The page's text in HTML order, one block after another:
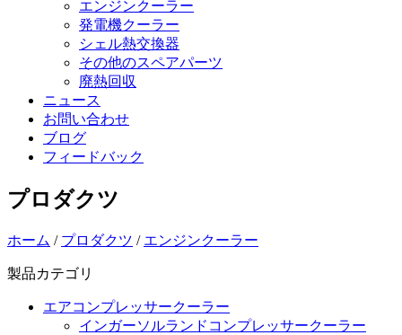
エンジンクーラー
発電機クーラー
シェル熱交換器
その他のスペアパーツ
廃熱回収
ニュース
お問い合わせ
ブログ
フィードバック
プロダクツ
ホーム / プロダクツ / エンジンクーラー
製品カテゴリ
エアコンプレッサークーラー
インガーソルランドコンプレッサークーラー